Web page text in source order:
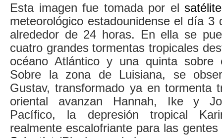
Esta imagen fue tomada por el
meteorológico estadounidense el día 3
alrededor de 24 horas. En ella se
cuatro grandes tormentas tropicales
océano Atlántico y una quinta sobre
Sobre la zona de Luisiana, se
Gustav, transformado ya en tormenta
oriental avanzan Hannah, Ike y
Pacífico, la depresión tropical
realmente escalofriante para las